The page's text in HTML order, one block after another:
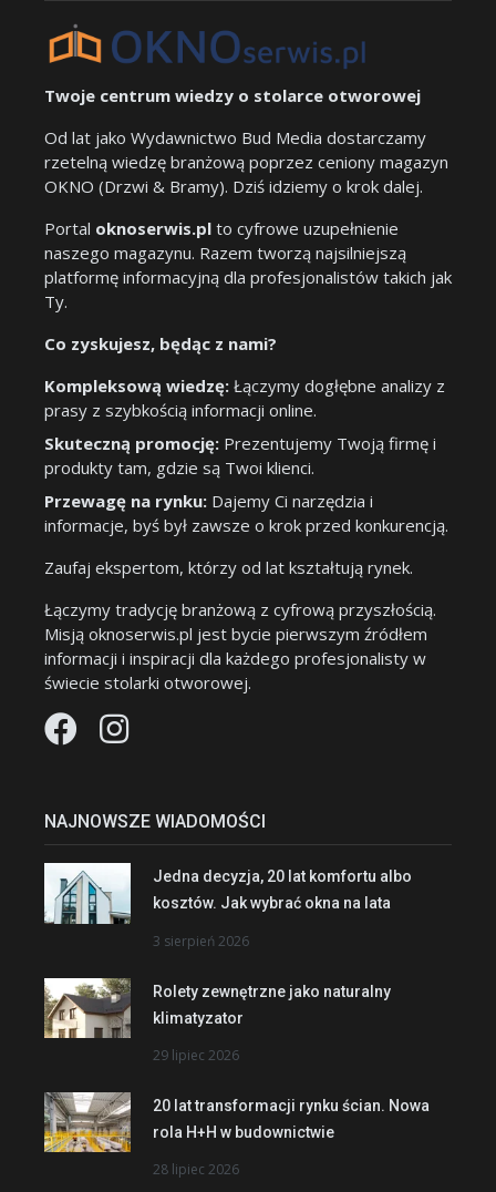
Twoje centrum wiedzy o stolarce otworowej
Od lat jako Wydawnictwo Bud Media dostarczamy
rzetelną wiedzę branżową poprzez ceniony magazyn
OKNO (Drzwi & Bramy). Dziś idziemy o krok dalej.
Portal oknoserwis.pl to cyfrowe uzupełnienie
naszego magazynu. Razem tworzą najsilniejszą
platformę informacyjną dla profesjonalistów takich jak
Ty.
Co zyskujesz, będąc z nami?
Kompleksową wiedzę: Łączymy dogłębne analizy z
prasy z szybkością informacji online.
Skuteczną promocję: Prezentujemy Twoją firmę i
produkty tam, gdzie są Twoi klienci.
Przewagę na rynku: Dajemy Ci narzędzia i
informacje, byś był zawsze o krok przed konkurencją.
Zaufaj ekspertom, którzy od lat kształtują rynek.
Łączymy tradycję branżową z cyfrową przyszłością.
Misją oknoserwis.pl jest bycie pierwszym źródłem
informacji i inspiracji dla każdego profesjonalisty w
świecie stolarki otworowej.
NAJNOWSZE WIADOMOŚCI
Jedna decyzja, 20 lat komfortu albo
kosztów. Jak wybrać okna na lata
3 sierpień 2026
Rolety zewnętrzne jako naturalny
klimatyzator
29 lipiec 2026
20 lat transformacji rynku ścian. Nowa
rola H+H w budownictwie
28 lipiec 2026